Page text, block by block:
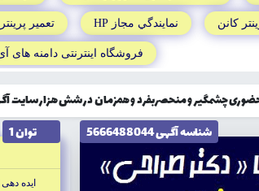
کانن نمايندگي مجاز HP تعمير
فروشگاه اينترنتى دامنه هاى
و منحصربفرد و همزمان در شش هزار سایت آگهی، با موبایل 09309038575
شناسه آگهى 5666488044 توان 1
ايده